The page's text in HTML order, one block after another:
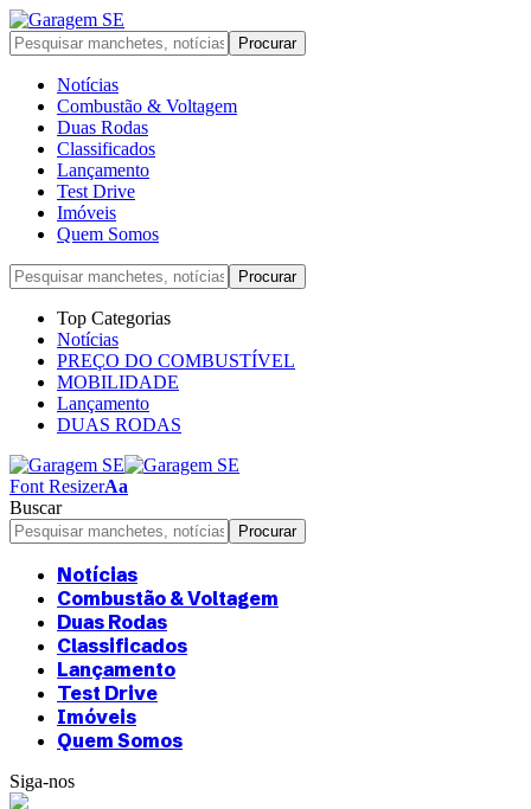
Notícias
Combustão & Voltagem
Duas Rodas
Classificados
Lançamento
Test Drive
Imóveis
Quem Somos
Top Categorias
Notícias
PREÇO DO COMBUSTÍVEL
MOBILIDADE
Lançamento
DUAS RODAS
Font ResizerAa
Buscar
Notícias
Combustão & Voltagem
Duas Rodas
Classificados
Lançamento
Test Drive
Imóveis
Quem Somos
Siga-nos